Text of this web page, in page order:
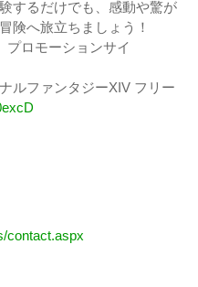
するだけでも、感動や驚が
険へ旅立ちましょう！
プロモーションサイ
ルファンタジーXIV フリー
contact.aspx